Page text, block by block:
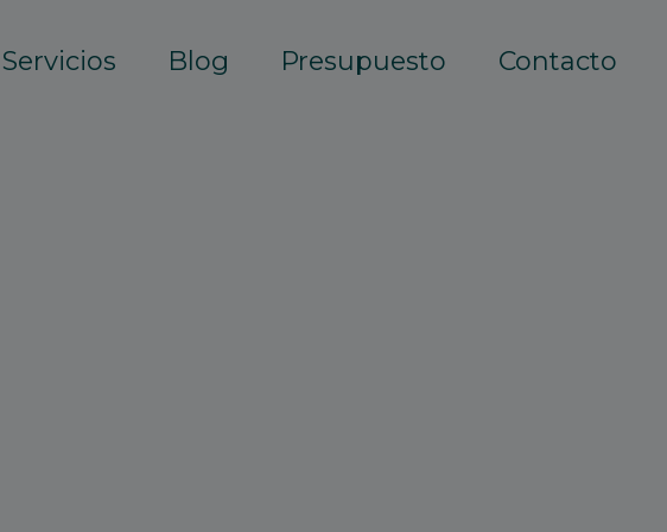
Servicios Blog Presupuesto Contacto